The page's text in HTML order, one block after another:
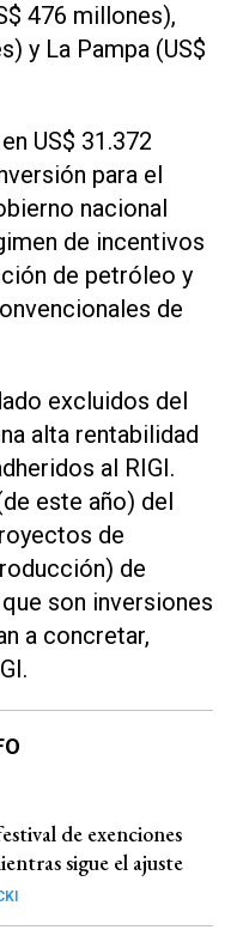
476 millones),
y La Pampa (US$
US$ 31.372
para el
nacional
de incentivos
de petróleo y
de
excluidos del
alta rentabilidad
al RIGI.
este año) del
de
de
son inversiones
a concretar,
de exenciones
sigue el ajuste